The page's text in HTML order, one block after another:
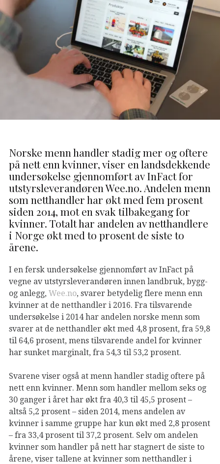
Norske menn handler stadig mer og oftere
på nett enn kvinner, viser en landsdekkende
undersøkelse gjennomført av InFact for
utstyrsleverandøren Wee.no. Andelen menn
som netthandler har økt med fem prosent
siden 2014, mot en svak tilbakegang for
kvinner. Totalt har andelen av netthandlere
i Norge økt med to prosent de siste to
årene.
I en fersk undersøkelse gjennomført av InFact på
vegne av utstyrsleverandøren innen landbruk, bygg-
og anlegg, Wee.no, svarer betydelig flere menn enn
kvinner at de netthandler i 2016. Fra tilsvarende
undersøkelse i 2014 har andelen norske menn som
svarer at de netthandler økt med 4,8 prosent, fra 59,8
til 64,6 prosent, mens tilsvarende andel for kvinner
har sunket marginalt, fra 54,3 til 53,2 prosent.
Svarene viser også at menn handler stadig oftere på
nett enn kvinner. Menn som handler mellom seks og
30 ganger i året har økt fra 40,3 til 45,5 prosent –
altså 5,2 prosent – siden 2014, mens andelen av
kvinner i samme gruppe har kun økt med 2,8 prosent
– fra 33,4 prosent til 37,2 prosent. Selv om andelen
kvinner som handler på nett har stagnert de siste to
årene, viser tallene at kvinner som netthandler i